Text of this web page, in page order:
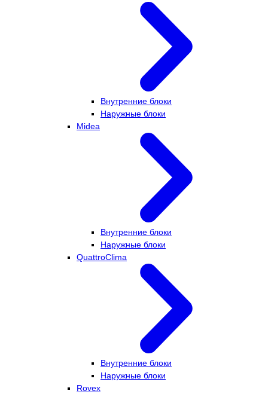
Внутренние блоки
Наружные блоки
Midea
Внутренние блоки
Наружные блоки
QuattroClima
Внутренние блоки
Наружные блоки
Rovex